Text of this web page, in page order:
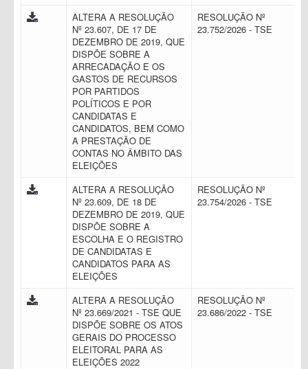
ALTERA A RESOLUÇÃO
Nº 23.607, DE 17 DE
DEZEMBRO DE 2019, QUE
DISPÕE SOBRE A
ARRECADAÇÃO E OS
GASTOS DE RECURSOS
POR PARTIDOS
POLÍTICOS E POR
CANDIDATAS E
CANDIDATOS, BEM COMO
A PRESTAÇÃO DE
CONTAS NO ÂMBITO DAS
ELEIÇÕES
RESOLUÇÃO Nº
23.752/2026 - TSE
ALTERA A RESOLUÇÃO
Nº 23.609, DE 18 DE
DEZEMBRO DE 2019, QUE
DISPÕE SOBRE A
ESCOLHA E O REGISTRO
DE CANDIDATAS E
CANDIDATOS PARA AS
ELEIÇÕES
RESOLUÇÃO Nº
23.754/2026 - TSE
ALTERA A RESOLUÇÃO
Nº 23.669/2021 - TSE QUE
DISPÕE SOBRE OS ATOS
GERAIS DO PROCESSO
ELEITORAL PARA AS
ELEIÇÕES 2022
RESOLUÇÃO Nº
23.686/2022 - TSE